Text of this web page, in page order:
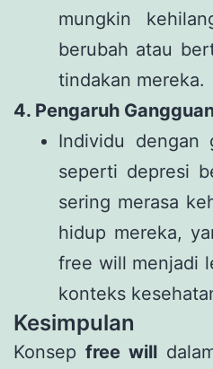
mungkin
berubah atau
tindakan mereka.
4. Pengaruh
Individu dengan
seperti depresi
sering merasa
hidup mereka,
free will menjadi
konteks
Kesimpulan
Konsep free will